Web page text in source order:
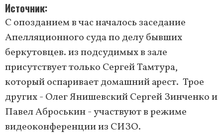
Источник
С опозданием в час началось заседание
Апелляционного суда по делу бывших
беркутовцев. из подсудимых в зале
присутствует только Сергей Тамтура,
который оспаривает домашний арест. Трое
других - Олег Янишевский Сергей Зинченко и
Павел Аброськин - участвуют в режиме
видеоконференции из СИЗО.